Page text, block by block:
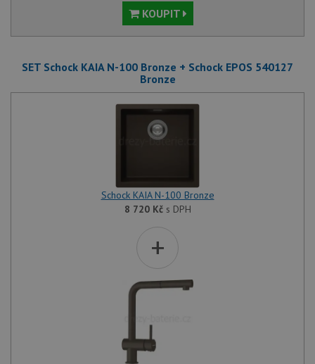
KOUPIT
SET Schock KAIA N-100 Bronze + Schock EPOS 540127
Bronze
Schock KAIA N-100 Bronze
8 720 Kčs DPH
+